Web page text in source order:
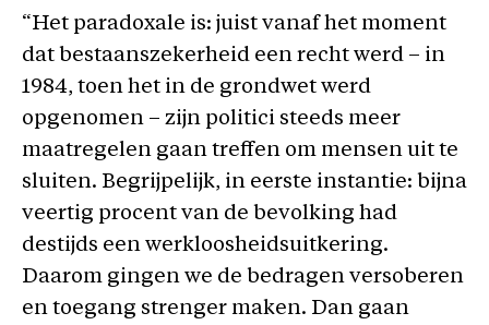
“Het paradoxale is: juist vanaf het moment
dat bestaanszekerheid een recht werd – in
1984, toen het in de grondwet werd
opgenomen – zijn politici steeds meer
maatregelen gaan treffen om mensen uit te
sluiten. Begrijpelijk, in eerste instantie: bijna
veertig procent van de bevolking had
destijds een werkloosheidsuitkering.
Daarom gingen we de bedragen versoberen
en toegang strenger maken. Dan gaan